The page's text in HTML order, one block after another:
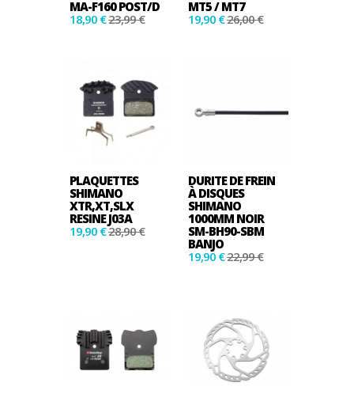
MA-F160 POST/D
18,90 €23,99 €
MT5 / MT7
19,90 €26,00 €
PLAQUETTES
SHIMANO
XTR,XT,SLX
RESINE J03A
19,90 €28,90 €
DURITE DE FREIN
À DISQUES
SHIMANO
1000MM NOIR
SM-BH90-SBM
BANJO
19,90 €22,99 €